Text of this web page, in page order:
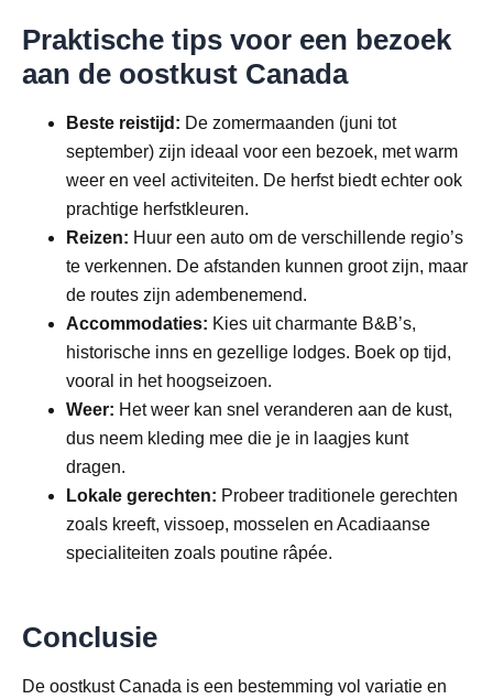
Praktische tips voor een bezoek
aan de oostkust Canada
Beste reistijd: De zomermaanden (juni tot
september) zijn ideaal voor een bezoek, met warm
weer en veel activiteiten. De herfst biedt echter ook
prachtige herfstkleuren.
Reizen: Huur een auto om de verschillende regio’s
te verkennen. De afstanden kunnen groot zijn, maar
de routes zijn adembenemend.
Accommodaties: Kies uit charmante B&B’s,
historische inns en gezellige lodges. Boek op tijd,
vooral in het hoogseizoen.
Weer: Het weer kan snel veranderen aan de kust,
dus neem kleding mee die je in laagjes kunt
dragen.
Lokale gerechten: Probeer traditionele gerechten
zoals kreeft, vissoep, mosselen en Acadiaanse
specialiteiten zoals poutine râpée.
Conclusie
De oostkust Canada is een bestemming vol variatie en